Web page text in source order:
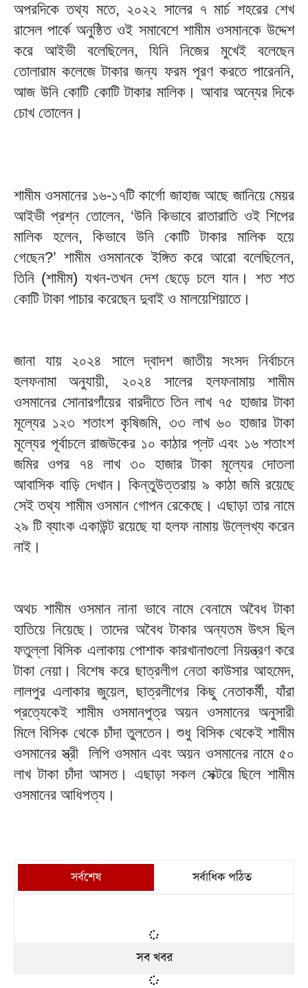
অপরদিকে তথ্য মতে, ২০২২ সালের ৭ মার্চ শহরের শেখ
রাসেল পার্কে অনুষ্ঠিত ওই সমাবেশে শামীম ওসমানকে উদ্দেশ
করে আইভী বলেছিলেন, যিনি নিজের মুখেই বলেছেন
তোলারাম কলেজে টাকার জন্য ফরম পূরণ করতে পারেননি,
আজ উনি কোটি কোটি টাকার মালিক। আবার অন্যের দিকে
চোখ তোলেন।
শামীম ওসমানের ১৬-১৭টি কার্গো জাহাজ আছে জানিয়ে মেয়র
আইভী প্রশ্ন তোলেন, ‘উনি কিভাবে রাতারাতি ওই শিপের
মালিক হলেন, কিভাবে উনি কোটি টাকার মালিক হয়ে
গেছেন?’ শামীম ওসমানকে ইঙ্গিত করে আরো বলেছিলেন,
তিনি (শামীম) যখন-তখন দেশ ছেড়ে চলে যান। শত শত
কোটি টাকা পাচার করেছেন দুবাই ও মালয়েশিয়াতে।
জানা যায় ২০২৪ সালে দ্বাদশ জাতীয় সংসদ নির্বাচনে
হলফনামা অনুযায়ী, ২০২৪ সালের হলফনামায় শামীম
ওসমানের সোনারগাঁয়ের বারদীতে তিন লাখ ৭৫ হাজার টাকা
মূল্যের ১২৩ শতাংশ কৃষিজমি, ৩৩ লাখ ৬০ হাজার টাকা
মূল্যের পূর্বাচলে রাজউকের ১০ কাঠার প্লট এবং ১৬ শতাংশ
জমির ওপর ৭৪ লাখ ৩০ হাজার টাকা মূল্যের দোতলা
আবাসিক বাড়ি দেখান। কিন্তুউত্তরায় ৯ কাঠা জমি রয়েছে
সেই তথ্য শামীম ওসমান গোপন রেকেছে। এছাড়া তার নামে
২৯ টি ব্যাংক একাউন্ট রয়েছে যা হলফ নামায় উল্লেখ্য করেন
নাই।
অথচ শামীম ওসমান নানা ভাবে নামে বেনামে অবৈধ টাকা
হাতিয়ে নিয়েছে। তাদের অবৈধ টাকার অন্যতম উৎস ছিল
ফতুল্লা বিসিক এলাকায় পোশাক কারখানাগুলো নিয়ন্ত্রণ করে
টাকা নেয়া। বিশেষ করে ছাত্রলীগ নেতা কাউসার আহমেদ,
লালপুর এলাকার জুয়েল, ছাত্রলীগের কিছু নেতাকর্মী, যাঁরা
প্রত্যেকেই শামীম ওসমানপুত্র অয়ন ওসমানের অনুসারী
মিলে বিসিক থেকে চাঁদা তুলতেন। শুধু বিসিক থেকেই শামীম
ওসমানের স্ত্রী লিপি ওসমান এবং অয়ন ওসমানের নামে ৫০
লাখ টাকা চাঁদা আসত। এছাড়া সকল সেক্টরে ছিলে শামীম
ওসমানের আধিপত্য।
সর্বশেষ সর্বাধিক পঠিত
সব খবর